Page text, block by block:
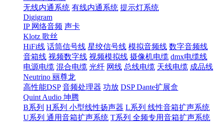
无线内通系统 有线内通系统 提示灯系统
Digigram
IP 网络音频 声卡
Klotz 歌丝
HiFi线 话筒信号线 星绞信号线 模拟音频线 数字音频线
音箱线 视频数字线 视频模拟线 摄像机电缆 dmx电缆线
电源电缆 混合电缆 光纤 网线 总线电缆 天线电缆 成品线
Neutrino 丽尊龙
高性能DSP 音频处理器 功放 DSP Dante扩展盒
Quint Audio 坤腾
B系列 H系列 小型线性扬声器 L系列 线性音箱扩声系统
U系列 通用音箱扩声系统 T系列 全频专用音箱扩声系统